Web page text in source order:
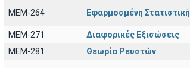
ΜΕΜ-264 Εφαρμοσμένη Στατιστική
ΜΕΜ-271
Διαφορικές Εξισώσεις
ΜΕΜ-281
Θεωρία Ρευστών